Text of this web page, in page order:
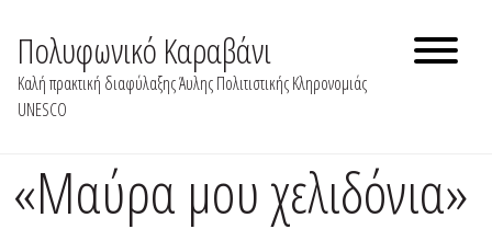
content
Πολυφωνικό Καραβάνι
Καλή πρακτική διαφύλαξης Άυλης Πολιτιστικής Κληρονομιάς
UNESCO
«Μαύρα μου χελιδόνια»